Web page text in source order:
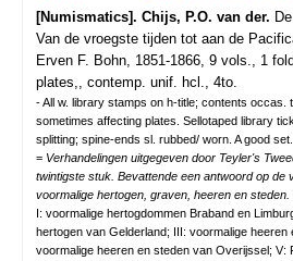
[Numismatics]. Chijs, P.O. van der.
Van de vroegste tijden tot aan de
Erven F. Bohn, 1851-1866, 9 vols., 1
plates,, contemp. unif. hcl., 4to.
- All w. library stamps on h-title; contents occas.
sometimes affecting plates. Sellotaped library
splitting; spine-ends sl. rubbed/ worn. A good set.
= Verhandelingen uitgegeven door Teyler's
twintigste stuk. Bevattende een antwoord op de
voormalige hertogen, graven, heeren en steden.
I: voormalige hertogdommen Braband en
hertogen van Gelderland; III: voormalige heeren
voormalige heeren en steden van Overijssel; V: